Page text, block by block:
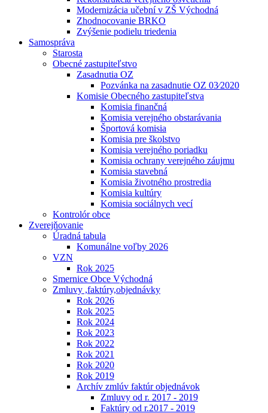
Modernizácia učební v ZŠ Východná
Zhodnocovanie BRKO
Zvýšenie podielu triedenia
Samospráva
Starosta
Obecné zastupiteľstvo
Zasadnutia OZ
Pozvánka na zasadnutie OZ 03⁄2020
Komisie Obecného zastupiteľstva
Komisia finančná
Komisia verejného obstarávania
Športová komisia
Komisia pre školstvo
Komisia verejného poriadku
Komisia ochrany verejného záujmu
Komisia stavebná
Komisia životného prostredia
Komisia kultúry
Komisia sociálnych vecí
Kontrolór obce
Zverejňovanie
Úradná tabula
Komunálne voľby 2026
VZN
Rok 2025
Smernice Obce Východná
Zmluvy ,faktúry,objednávky
Rok 2026
Rok 2025
Rok 2024
Rok 2023
Rok 2022
Rok 2021
Rok 2020
Rok 2019
Archív zmlúv faktúr objednávok
Zmluvy od r. 2017 - 2019
Faktúry od r.2017 - 2019